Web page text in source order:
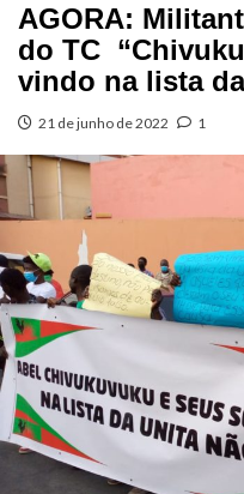
AGORA:
do TC
vindo na lista
21 de junho de 2022 1